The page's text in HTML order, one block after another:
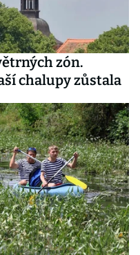
zón.
chalupy zůstala